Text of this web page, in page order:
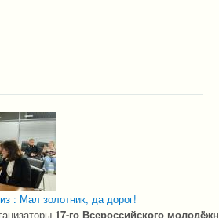
: Мал золотник, да дорог!
17-го Всероссийского